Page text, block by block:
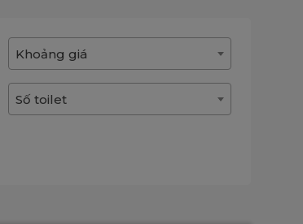
Khoảng giá
Số toilet